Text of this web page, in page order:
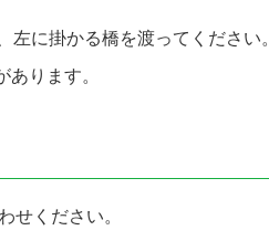
に掛かる橋を渡ってください。
ります。
せください。